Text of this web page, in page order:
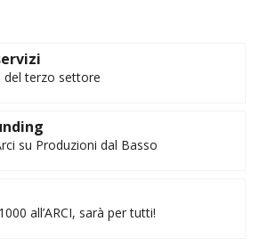
del terzo settore
su Produzioni dal Basso
all’ARCI, sarà per tutti!